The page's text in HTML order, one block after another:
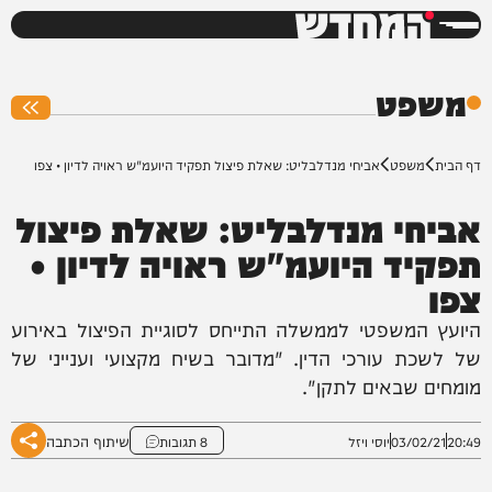
המחדש
משפט
דף הבית משפט אביחי מנדלבליט: שאלת פיצול תפקיד היועמ"ש ראויה לדיון • צפו
אביחי מנדלבליט: שאלת פיצול
תפקיד היועמ"ש ראויה לדיון •
צפו
היועץ המשפטי לממשלה התייחס לסוגיית הפיצול באירוע
של לשכת עורכי הדין. "מדובר בשיח מקצועי וענייני של
מומחים שבאים לתקן".
20:49
03/02/21יוסי ויזל 8 תגובות שיתוף הכתבה